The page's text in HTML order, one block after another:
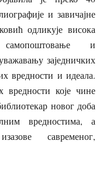
и завичајне
одликује висока
самопоштовање и
заједничких
вредности и идеала.
које чине
новог доба
вредностима, а
савременог,